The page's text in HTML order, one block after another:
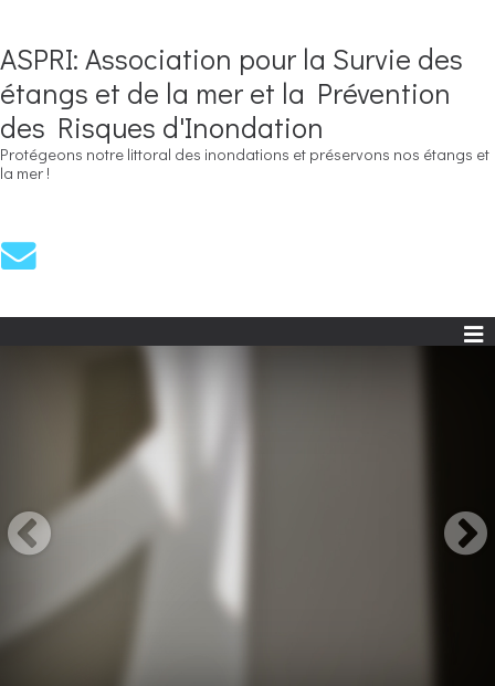
ASPRI: Association pour la Survie des
étangs et de la mer et la Prévention
des Risques d'Inondation
Protégeons notre littoral des inondations et préservons nos étangs et
la mer !